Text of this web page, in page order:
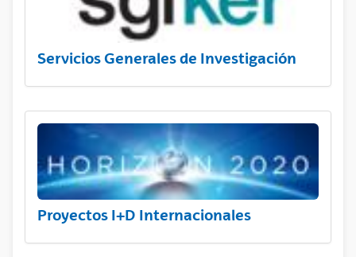
Servicios Generales de Investigación
Proyectos I+D Internacionales